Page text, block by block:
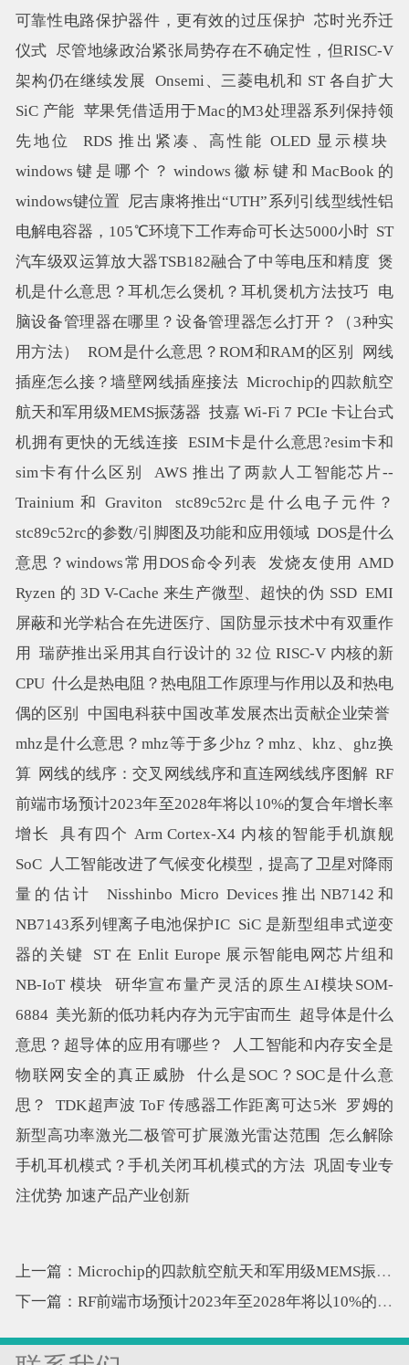
可靠性电路保护器件，更有效的过压保护 芯时光乔迁
仪式 尽管地缘政治紧张局势存在不确定性，但RISC-V
架构仍在继续发展
Onsemi、三菱电机和 ST 各自扩大
SiC 产能 苹果凭借适用于Mac的M3处理器系列保持领
先地位
RDS 推出紧凑、高性能 OLED 显示模块
windows键是哪个？windows徽标键和MacBook的
windows键位置
尼吉康将推出“UTH”系列引线型线性铝
电解电容器，105℃环境下工作寿命可长达5000小时 ST
汽车级双运算放大器TSB182融合了中等电压和精度 煲
机是什么意思？耳机怎么煲机？耳机煲机方法技巧
电
脑设备管理器在哪里？设备管理器怎么打开？（3种实
用方法）
ROM是什么意思？ROM和RAM的区别
网线
插座怎么接？墙壁网线插座接法 Microchip的四款航空
航天和军用级MEMS振荡器 技嘉 Wi-Fi 7 PCIe 卡让台式
机拥有更快的无线连接 ESIM卡是什么意思?esim卡和
sim卡有什么区别
AWS 推出了两款人工智能芯片--
Trainium 和 Graviton
stc89c52rc是什么电子元件？
stc89c52rc的参数/引脚图及功能和应用领域 DOS是什么
意思？windows常用DOS命令列表
发烧友使用 AMD
Ryzen 的 3D V-Cache 来生产微型、超快的伪 SSD EMI
屏蔽和光学粘合在先进医疗、国防显示技术中有双重作
用
瑞萨推出采用其自行设计的 32 位 RISC-V 内核的新
CPU 什么是热电阻？热电阻工作原理与作用以及和热电
偶的区别
中国电科获中国改革发展杰出贡献企业荣誉
mhz是什么意思？mhz等于多少hz？mhz、khz、ghz换
算 网线的线序：交叉网线线序和直连网线线序图解 RF
前端市场预计2023年至2028年将以10%的复合年增长率
增长
具有四个 Arm Cortex-X4 内核的智能手机旗舰
SoC 人工智能改进了气候变化模型，提高了卫星对降雨
量的估计
Nisshinbo Micro Devices推出NB7142和
NB7143系列锂离子电池保护IC SiC 是新型组串式逆变
器的关键
ST 在​​ Enlit Europe 展示智能电网芯片组和
NB-IoT 模块
研华宣布量产灵活的原生AI模块SOM-
6884 美光新的低功耗内存为元宇宙而生
超导体是什么
意思？超导体的应用有哪些？
人工智能和内存安全是
物联网安全的真正威胁
什么是SOC？SOC是什么意
思？
TDK超声波 ToF 传感器工作距离可达5米
罗姆的
新型高功率激光二极管可扩展激光雷达范围
怎么解除
手机耳机模式？手机关闭耳机模式的方法 巩固专业专
注优势 加速产品产业创新
上一篇：Microchip的四款航空航天和军用级MEMS振荡器
下一篇：RF前端市场预计2023年至2028年将以10%的复合年增长率增长